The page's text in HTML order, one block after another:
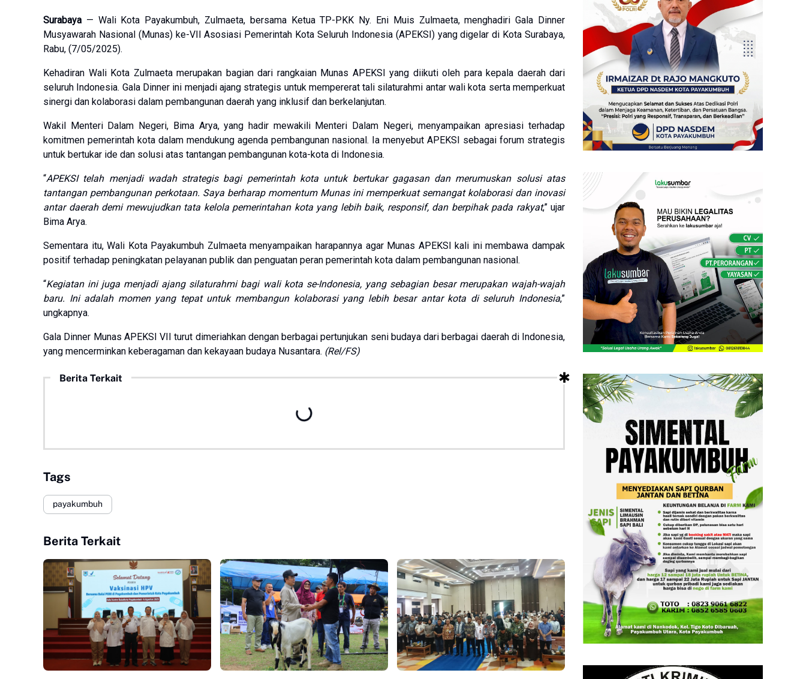
Surabaya — Wali Kota Payakumbuh, Zulmaeta, bersama Ketua TP-PKK Ny. Eni Muis Zulmaeta, menghadiri Gala Dinner
Musyawarah Nasional (Munas) ke-VII Asosiasi Pemerintah Kota Seluruh Indonesia (APEKSI) yang digelar di Kota Surabaya,
Rabu, (7/05/2025).
Kehadiran Wali Kota Zulmaeta merupakan bagian dari rangkaian Munas APEKSI yang diikuti oleh para kepala daerah dari
seluruh Indonesia. Gala Dinner ini menjadi ajang strategis untuk mempererat tali silaturahmi antar wali kota serta memperkuat
sinergi dan kolaborasi dalam pembangunan daerah yang inklusif dan berkelanjutan.
Wakil Menteri Dalam Negeri, Bima Arya, yang hadir mewakili Menteri Dalam Negeri, menyampaikan apresiasi terhadap
komitmen pemerintah kota dalam mendukung agenda pembangunan nasional. Ia menyebut APEKSI sebagai forum strategis
untuk bertukar ide dan solusi atas tantangan pembangunan kota-kota di Indonesia.
“APEKSI telah menjadi wadah strategis bagi pemerintah kota untuk bertukar gagasan dan merumuskan solusi atas
tantangan pembangunan perkotaan. Saya berharap momentum Munas ini memperkuat semangat kolaborasi dan inovasi
antar daerah demi mewujudkan tata kelola pemerintahan kota yang lebih baik, responsif, dan berpihak pada rakyat,” ujar
Bima Arya.
Sementara itu, Wali Kota Payakumbuh Zulmaeta menyampaikan harapannya agar Munas APEKSI kali ini membawa dampak
positif terhadap peningkatan pelayanan publik dan penguatan peran pemerintah kota dalam pembangunan nasional.
“Kegiatan ini juga menjadi ajang silaturahmi bagi wali kota se-Indonesia, yang sebagian besar merupakan wajah-wajah
baru. Ini adalah momen yang tepat untuk membangun kolaborasi yang lebih besar antar kota di seluruh Indonesia,”
ungkapnya.
Gala Dinner Munas APEKSI VII turut dimeriahkan dengan berbagai pertunjukan seni budaya dari berbagai daerah di Indonesia,
yang mencerminkan keberagaman dan kekayaan budaya Nusantara. (Rel/FS)
Berita Terkait
Tags
payakumbuh
Berita Terkait